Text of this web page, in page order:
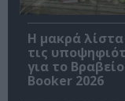
Η μακρά
τις
για το Βραβείο
Booker 2026